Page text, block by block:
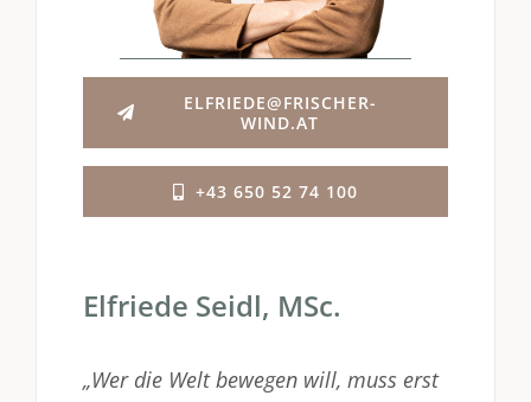
Elfriede Seidl, MSc.
„Wer die Welt bewegen will, muss erst
ELFRIEDE@FRISCHER-
WIND.AT
+43 650 52 74 100